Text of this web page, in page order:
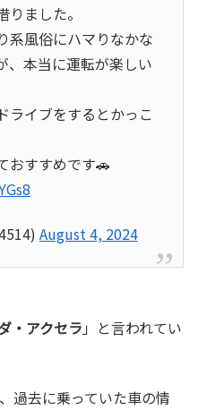
ました。
系風俗にハマりなかな
、本当に運転が楽しい
ライブをするとかっこ
おすすめです🚗
August 4, 2024
・アクセラ 」と言われてい
過去に乗っていた車の情